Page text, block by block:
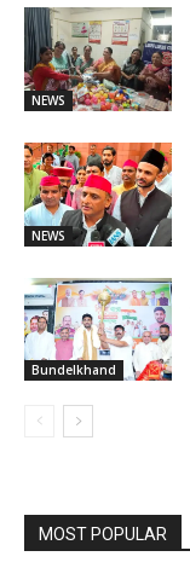
NEWS
NEWS
Bundelkhand
MOST POPULAR